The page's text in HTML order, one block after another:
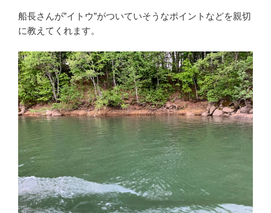
船長さんが”イトウ”がついていそうなポイントなどを親切
に教えてくれます。